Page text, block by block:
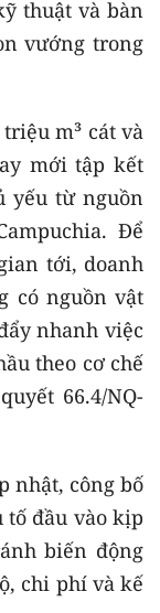
thuật và bàn
vướng trong
m³ cát và
mới tập kết
yếu từ nguồn
Để
tới, doanh
có nguồn vật
nhanh việc
theo cơ chế
66.4/NQ-
nhật, công bố
đầu vào kịp
biến động
chi phí và kế